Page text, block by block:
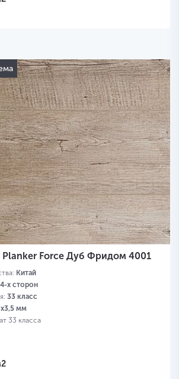
Planker Force Дуб Фридом 4001
Китай
х сторон
33 класс
мм
33 класса